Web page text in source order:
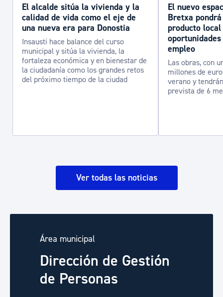
El alcalde sitúa la vivienda y la
calidad de vida como el eje de
una nueva era para Donostia
Insausti hace balance del curso
municipal y sitúa la vivienda, la
fortaleza económica y en bienestar de
la ciudadanía como los grandes retos
del próximo tiempo de la ciudad
El nuevo
Bretxa
producto
empleo
Las obras, con
millones de
verano y
prevista de 6
Ver todas las noticias
Área municipal
Dirección de Gestión
de Personas